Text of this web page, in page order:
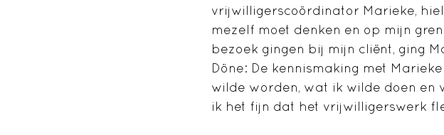
vrijwilligerscoördinator Marieke,
mezelf moet denken en op mijn
bezoek gingen bij mijn cliënt, ging
Döne: De kennismaking met
wilde worden, wat ik wilde doen en
ik het fijn dat het vrijwilligerswerk